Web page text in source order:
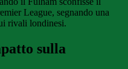
League, segnando una
rivali londinesi.
sulla